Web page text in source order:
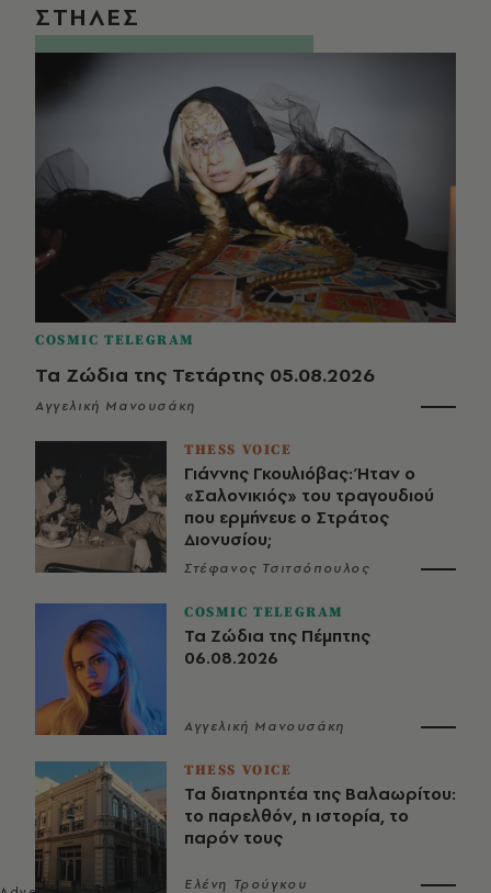
ΣΤΗΛΕΣ
COSMIC TELEGRAM
Τα Ζώδια της Τετάρτης 05.08.2026
Αγγελική Μανουσάκη
THESS VOICE
Γιάννης Γκουλιόβας: Ήταν ο
«Σαλονικιός» του τραγουδιού
που ερμήνευε ο Στράτος
Διονυσίου;
Στέφανος Τσιτσόπουλος
COSMIC TELEGRAM
Τα Ζώδια της Πέμπτης
06.08.2026
Αγγελική Μανουσάκη
THESS VOICE
Τα διατηρητέα της Βαλαωρίτου:
το παρελθόν, η ιστορία, το
παρόν τους
Ελένη Τρούγκου